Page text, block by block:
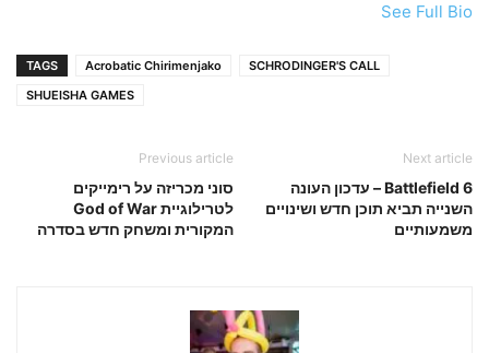
See Full Bio
TAGS Acrobatic Chirimenjako
SCHRODINGER'S CALL
SHUEISHA GAMES
Previous article
סוני מכריזה על רימייקים
לטרילוגיית God of War
המקורית ומשחק חדש בסדרה
Next article
Battlefield 6 – עדכון העונה
השנייה תביא תוכן חדש ושינויים
משמעותיים